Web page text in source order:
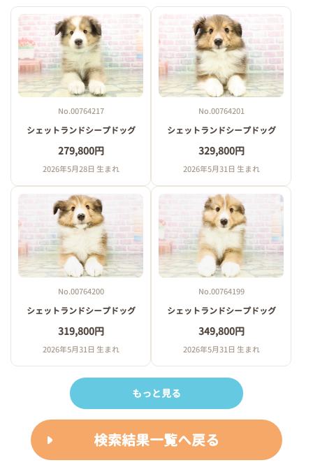
No.00764217
シェットランドシープドッグ
279,800円
2026年5月28日 生まれ
No.00764201
シェットランドシープドッグ
329,800円
2026年5月31日 生まれ
No.00764200
シェットランドシープドッグ
319,800円
2026年5月31日 生まれ
No.00764199
シェットランドシープドッグ
349,800円
2026年5月31日 生まれ
もっと見る
検索結果一覧へ戻る